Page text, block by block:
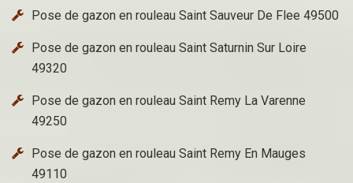
Pose de gazon en rouleau Saint Sauveur De Flee 49500
Pose de gazon en rouleau Saint Saturnin Sur Loire
49320
Pose de gazon en rouleau Saint Remy La Varenne
49250
Pose de gazon en rouleau Saint Remy En Mauges
49110